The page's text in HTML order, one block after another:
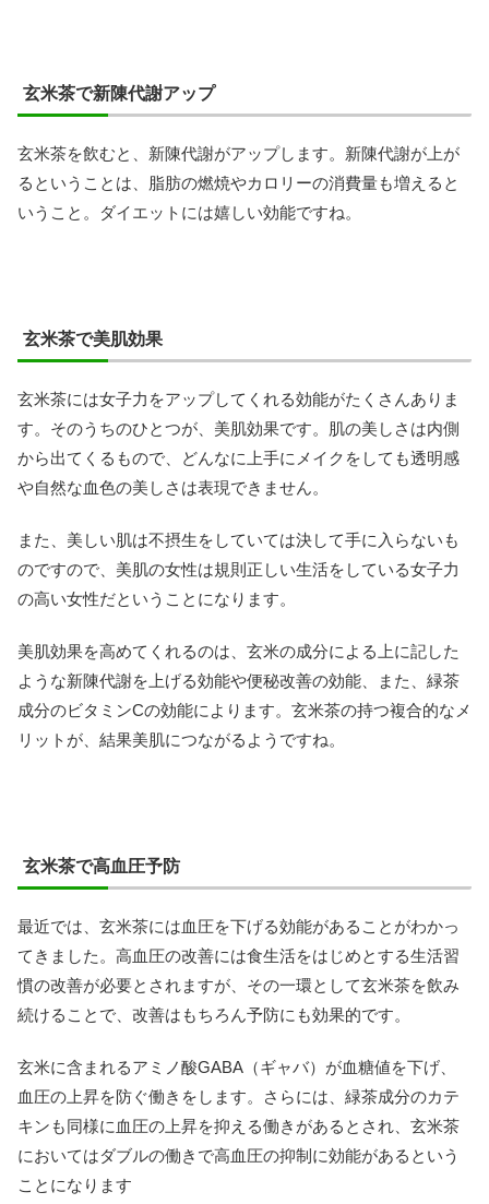
玄米茶で新陳代謝アップ
玄米茶を飲むと、新陳代謝がアップします。新陳代謝が上が
るということは、脂肪の燃焼やカロリーの消費量も増えると
いうこと。ダイエットには嬉しい効能ですね。
玄米茶で美肌効果
玄米茶には女子力をアップしてくれる効能がたくさんありま
す。そのうちのひとつが、美肌効果です。肌の美しさは内側
から出てくるもので、どんなに上手にメイクをしても透明感
や自然な血色の美しさは表現できません。
また、美しい肌は不摂生をしていては決して手に入らないも
のですので、美肌の女性は規則正しい生活をしている女子力
の高い女性だということになります。
美肌効果を高めてくれるのは、玄米の成分による上に記した
ような新陳代謝を上げる効能や便秘改善の効能、また、緑茶
成分のビタミンCの効能によります。玄米茶の持つ複合的なメ
リットが、結果美肌につながるようですね。
玄米茶で高血圧予防
最近では、玄米茶には血圧を下げる効能があることがわかっ
てきました。高血圧の改善には食生活をはじめとする生活習
慣の改善が必要とされますが、その一環として玄米茶を飲み
続けることで、改善はもちろん予防にも効果的です。
玄米に含まれるアミノ酸GABA（ギャバ）が血糖値を下げ、
血圧の上昇を防ぐ働きをします。さらには、緑茶成分のカテ
キンも同様に血圧の上昇を抑える働きがあるとされ、玄米茶
においてはダブルの働きで高血圧の抑制に効能があるという
ことになります